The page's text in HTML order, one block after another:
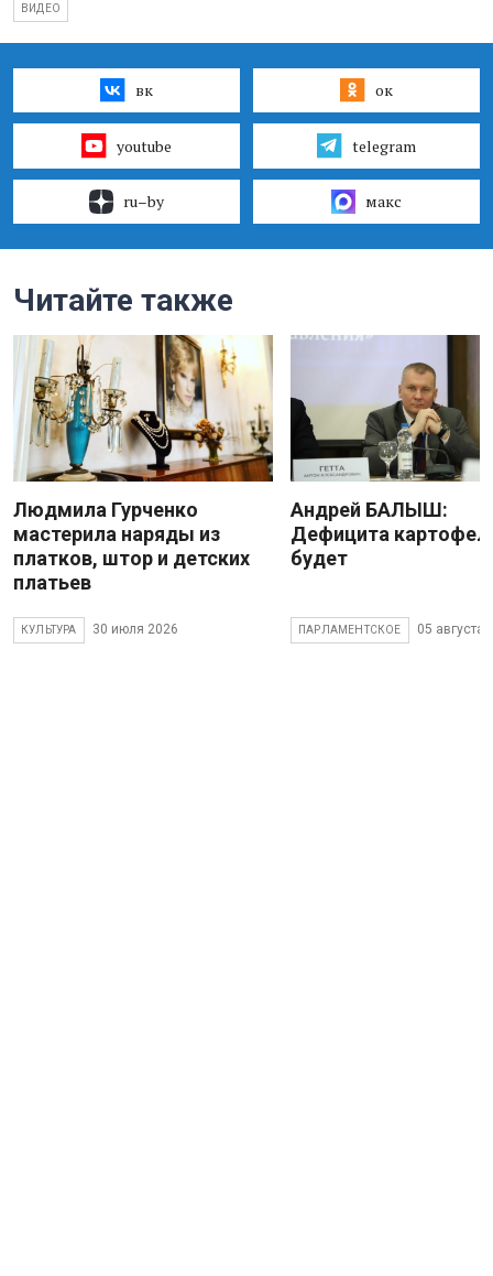
ВИДЕО
вк ок
youtube telegram
ru–by макс
Читайте также
Людмила Гурченко
мастерила наряды из
платков, штор и детских
платьев
КУЛЬТУРА 30 июля 2026
Андрей БАЛЫШ:
Дефицита
будет
ПАРЛАМЕНТСКОЕ 05 августа